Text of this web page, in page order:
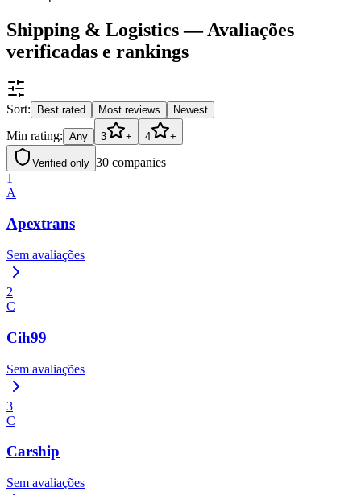
Shipping & Logistics — Avaliações
verificadas e rankings
Sort: Best rated Most reviews Newest
Min rating: Any 3 + 4 +
Verified only 30 companies
1
A
Apextrans
Sem avaliações
2
C
Cih99
Sem avaliações
3
C
Carship
Sem avaliações